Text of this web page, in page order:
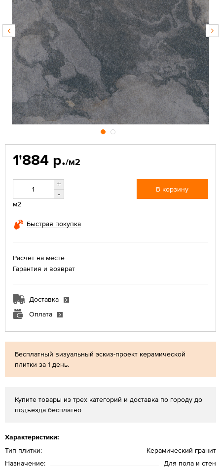
Бесплатный визуальный эскиз-проект керамической
плитки за 1 день.
Купите товары из трех категорий и доставка по городу до
подъезда бесплатно
Характеристики:
Тип плитки:
Керамический гранит
Назначение:
Для пола и стен
1'884 р./м2
+
-
м2
В корзину
Быстрая покупка
Расчет на месте
Гарантия и возврат
Доставка
Оплата